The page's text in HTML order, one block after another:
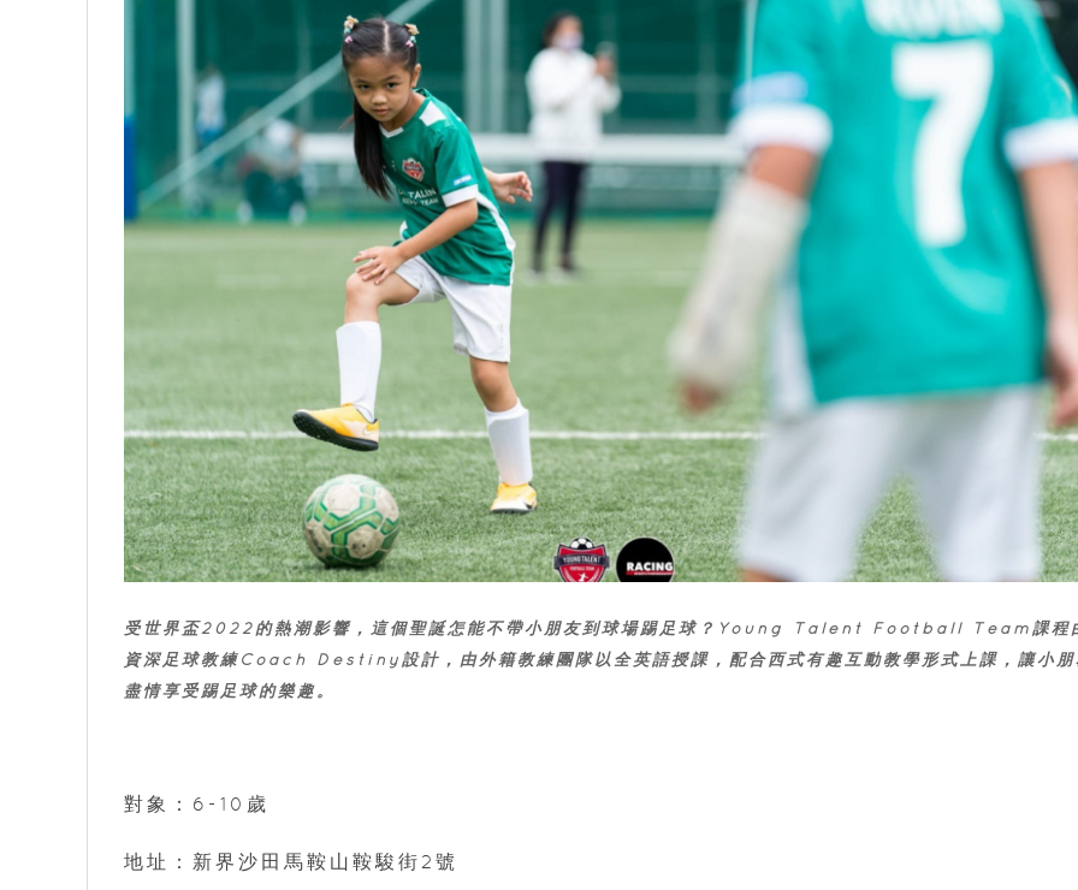
受世界盃2022的熱潮影響，這個聖誕怎能不帶小朋友到球場踢足球？Young Talent Football Team課程
資深足球教練Coach Destiny設計，由外籍教練團隊以全英語授課，配合西式有趣互動教學形式上課，讓小朋
盡情享受踢足球的樂趣。
對象：6-10歲
地址：新界沙田馬鞍山鞍駿街2號